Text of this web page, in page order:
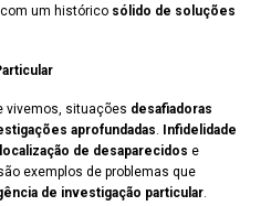
um histórico sólido de soluções
vivemos, situações desafiadoras
aprofundadas.
Infidelidade
localização de desaparecidos e
exemplos de problemas que
de investigação particular.